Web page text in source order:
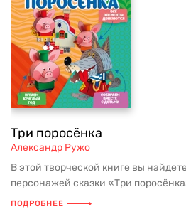
Три поросёнка
Александр Ружо
В этой творческой книге вы
персонажей сказки «Три
ПОДРОБНЕЕ